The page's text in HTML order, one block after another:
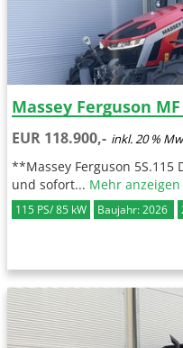
Massey Ferguson
EUR 118.900,- inkl. 20 %
**Massey Ferguson 5S.115
und sofort... Mehr anzeigen
115 PS/ 85 kW Baujahr: 2026